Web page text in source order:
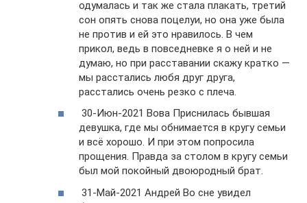
одумалась и так же стала плакать, третий
сон опять снова поцелуи, но она уже была
не против и ей это нравилось. В чем
прикол, ведь в повседневке я о ней и не
думаю, но при расставании скажу кратко —
мы расстались любя друг друга,
расстались очень резко с плеча.
30-Июн-2021 Вова Приснилась бывшая
девушка, где мы обнимается в кругу семьи
и всё хорошо. И при этом попросила
прощения. Правда за столом в кругу семьи
был мой покойный двоюродный брат.
31-Май-2021 Андрей Во сне увидел